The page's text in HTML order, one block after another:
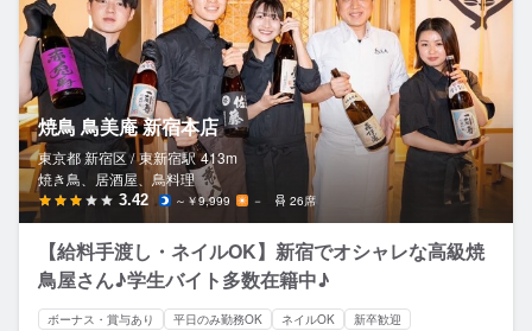
焼鳥 鳥美庵 新宿本店
東京都 新宿区 / 東新宿駅 413m
焼き鳥、居酒屋、鳥料理
3.42 ～￥9,999 － 26席
【給料手渡し・ネイルOK】新宿でオシャレな高級焼
鳥屋さん♪学生バイト多数在籍中♪
ボーナス・賞与あり 平日のみ勤務OK ネイルOK 新卒歓迎